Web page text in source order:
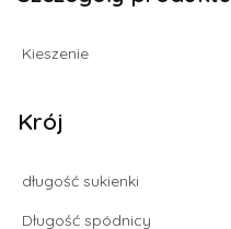
Kieszenie
Krój
długość sukienki
Długość spódnicy